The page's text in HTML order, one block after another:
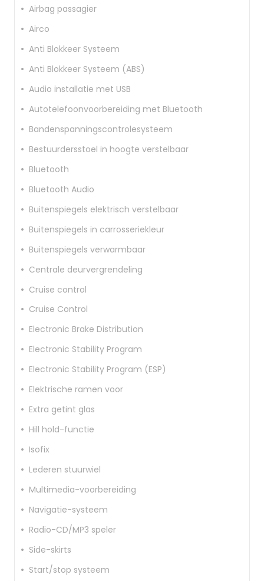
Airbag passagier
Airco
Anti Blokkeer Systeem
Anti Blokkeer Systeem (ABS)
Audio installatie met USB
Autotelefoonvoorbereiding met Bluetooth
Bandenspanningscontrolesysteem
Bestuurdersstoel in hoogte verstelbaar
Bluetooth
Bluetooth Audio
Buitenspiegels elektrisch verstelbaar
Buitenspiegels in carrosseriekleur
Buitenspiegels verwarmbaar
Centrale deurvergrendeling
Cruise control
Cruise Control
Electronic Brake Distribution
Electronic Stability Program
Electronic Stability Program (ESP)
Elektrische ramen voor
Extra getint glas
Hill hold-functie
Isofix
Lederen stuurwiel
Multimedia-voorbereiding
Navigatie-systeem
Radio-CD/MP3 speler
Side-skirts
Start/stop systeem